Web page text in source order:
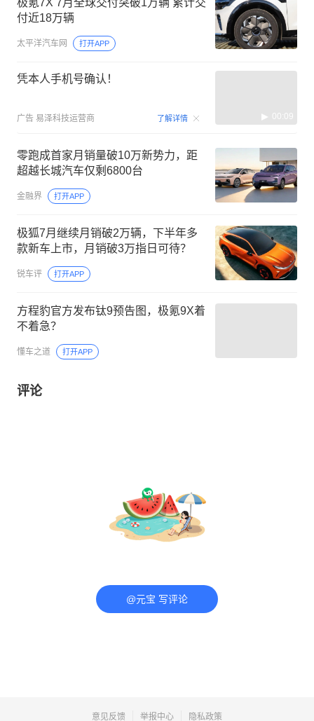
付近18万辆
太平洋汽车网 打开APP
凭本人手机号确认！
广告 易泽科技运营商 了解详情 00:09
零跑成首家月销量破10万新势力，距
超越长城汽车仅剩6800台
金融界 打开APP
极狐7月继续月销破2万辆，下半年多
款新车上市，月销破3万指日可待？
锐车评 打开APP
方程豹官方发布钛9预告图，极氪9X着
不着急？
懂车之道 打开APP
评论
@元宝 写评论
意见反馈 举报中心 隐私政策